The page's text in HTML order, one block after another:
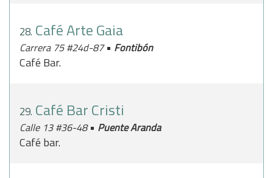
28. Café Arte Gaia
Carrera 75 #24d-87• Fontibón
Café Bar.
29. Café Bar Cristi
Calle 13 #36-48• Puente Aranda
Café bar.